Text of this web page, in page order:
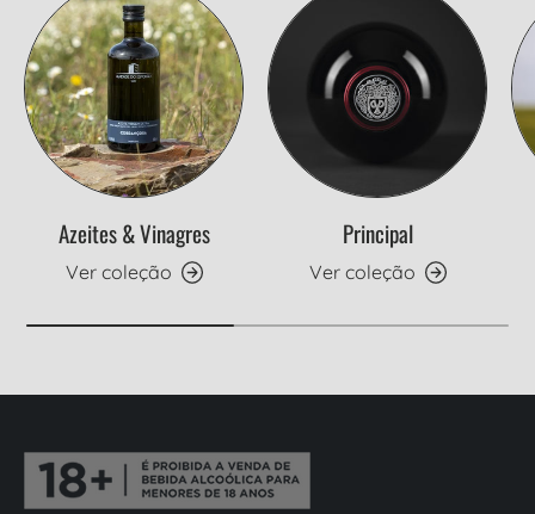
Azeites & Vinagres
Ver coleção
Principal
Ver coleção